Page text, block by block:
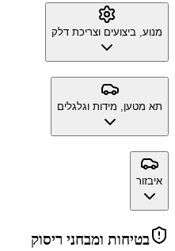
מנוע, ביצועים וצריכת דלק
תא מטען, מידות וגלגלים
איבזור
בטיחות ומבחני ריסוק